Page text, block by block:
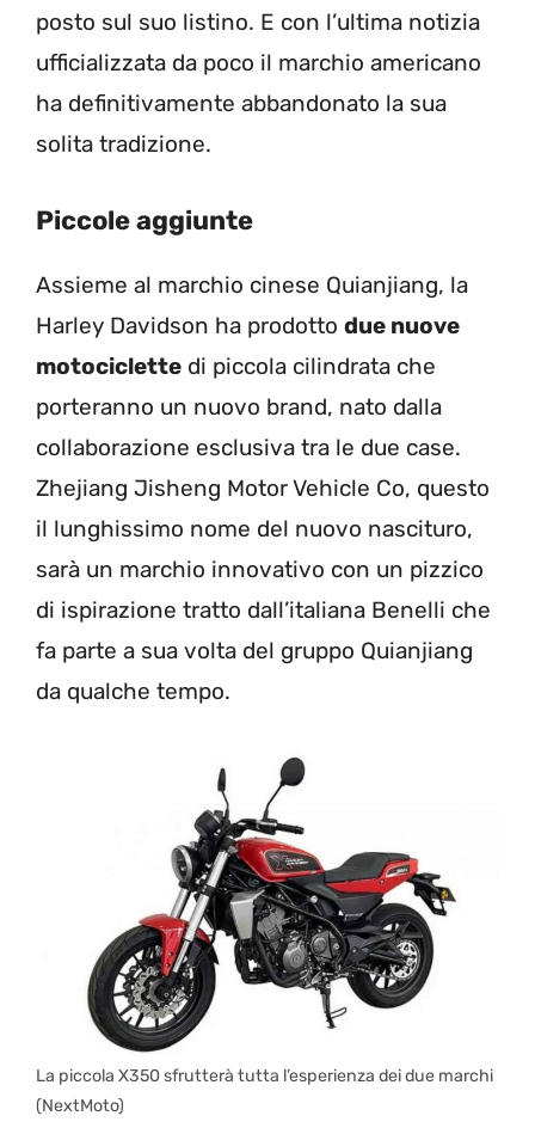
posto sul suo listino. E con l’ultima notizia
ufficializzata da poco il marchio americano
ha definitivamente abbandonato la sua
solita tradizione.
Piccole aggiunte
Assieme al marchio cinese Quianjiang, la
Harley Davidson ha prodotto due nuove
motociclette di piccola cilindrata che
porteranno un nuovo brand, nato dalla
collaborazione esclusiva tra le due case.
Zhejiang Jisheng Motor Vehicle Co, questo
il lunghissimo nome del nuovo nascituro,
sarà un marchio innovativo con un pizzico
di ispirazione tratto dall’italiana Benelli che
fa parte a sua volta del gruppo Quianjiang
da qualche tempo.
La piccola X350 sfrutterà tutta l’esperienza dei due marchi
(NextMoto)